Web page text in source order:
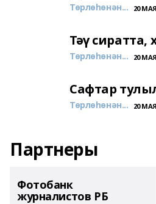
Төрлөһөнән... 20
Тәү сиратта,
Төрлөһөнән... 20
Сафтар
Төрлөһөнән... 20
Партнеры
Фотобанк
журналистов РБ